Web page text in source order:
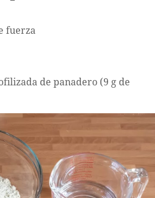
fuerza
de panadero (9 g de